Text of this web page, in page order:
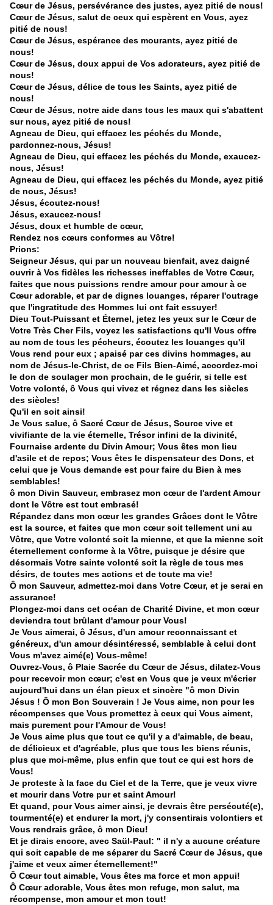
Cœur de Jésus, persévérance des justes, ayez pitié de nous!
Cœur de Jésus, salut de ceux qui espèrent en Vous, ayez
pitié de nous!
Cœur de Jésus, espérance des mourants, ayez pitié de
nous!
Cœur de Jésus, doux appui de Vos adorateurs, ayez pitié de
nous!
Cœur de Jésus, délice de tous les Saints, ayez pitié de
nous!
Cœur de Jésus, notre aide dans tous les maux qui s'abattent
sur nous, ayez pitié de nous!
Agneau de Dieu, qui effacez les péchés du Monde,
pardonnez-nous, Jésus!
Agneau de Dieu, qui effacez les péchés du Monde, exaucez-
nous, Jésus!
Agneau de Dieu, qui effacez les péchés du Monde, ayez pitié
de nous, Jésus!
Jésus, écoutez-nous!
Jésus, exaucez-nous!
Jésus, doux et humble de cœur,
Rendez nos cœurs conformes au Vôtre!
Prions:
Seigneur Jésus, qui par un nouveau bienfait, avez daigné
ouvrir à Vos fidèles les richesses ineffables de Votre Cœur,
faites que nous puissions rendre amour pour amour à ce
Cœur adorable, et par de dignes louanges, réparer l'outrage
que l'ingratitude des Hommes lui ont fait essuyer!
Dieu Tout-Puissant et Éternel, jetez les yeux sur le Cœur de
Votre Très Cher Fils, voyez les satisfactions qu'Il Vous offre
au nom de tous les pécheurs, écoutez les louanges qu'il
Vous rend pour eux ; apaisé par ces divins hommages, au
nom de Jésus-le-Christ, de ce Fils Bien-Aimé, accordez-moi
le don de soulager mon prochain, de le guérir, si telle est
Votre volonté, ô Vous qui vivez et régnez dans les siècles
des siècles!
Qu'il en soit ainsi!
Je Vous salue, ô Sacré Cœur de Jésus, Source vive et
vivifiante de la vie éternelle, Trésor infini de la divinité,
Fournaise ardente du Divin Amour; Vous êtes mon lieu
d'asile et de repos; Vous êtes le dispensateur des Dons, et
celui que je Vous demande est pour faire du Bien à mes
semblables!
ô mon Divin Sauveur, embrasez mon cœur de l'ardent Amour
dont le Vôtre est tout embrasé!
Répandez dans mon cœur les grandes Grâces dont le Vôtre
est la source, et faites que mon cœur soit tellement uni au
Vôtre, que Votre volonté soit la mienne, et que la mienne soit
éternellement conforme à la Vôtre, puisque je désire que
désormais Votre sainte volonté soit la règle de tous mes
désirs, de toutes mes actions et de toute ma vie!
Ô mon Sauveur, admettez-moi dans Votre Cœur, et je serai en
assurance!
Plongez-moi dans cet océan de Charité Divine, et mon cœur
deviendra tout brûlant d'amour pour Vous!
Je Vous aimerai, ô Jésus, d'un amour reconnaissant et
généreux, d'un amour désintéressé, semblable à celui dont
Vous m'avez aimé(e) Vous-même!
Ouvrez-Vous, ô Plaie Sacrée du Cœur de Jésus, dilatez-Vous
pour recevoir mon cœur; c'est en Vous que je veux m'écrier
aujourd'hui dans un élan pieux et sincère "ô mon Divin
Jésus ! Ô mon Bon Souverain ! Je Vous aime, non pour les
récompenses que Vous promettez à ceux qui Vous aiment,
mais purement pour l'Amour de Vous!
Je Vous aime plus que tout ce qu'il y a d'aimable, de beau,
de délicieux et d'agréable, plus que tous les biens réunis,
plus que moi-même, plus enfin que tout ce qui est hors de
Vous!
Je proteste à la face du Ciel et de la Terre, que je veux vivre
et mourir dans Votre pur et saint Amour!
Et quand, pour Vous aimer ainsi, je devrais être persécuté(e),
tourmenté(e) et endurer la mort, j'y consentirais volontiers et
Vous rendrais grâce, ô mon Dieu!
Et je dirais encore, avec Saül-Paul: " il n'y a aucune créature
qui soit capable de me séparer du Sacré Cœur de Jésus, que
j'aime et veux aimer éternellement!"
Ô Cœur tout aimable, Vous êtes ma force et mon appui!
Ô Cœur adorable, Vous êtes mon refuge, mon salut, ma
récompense, mon amour et mon tout!